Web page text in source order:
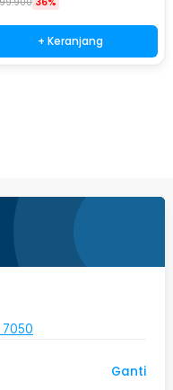
+ Keranjang
Ganti